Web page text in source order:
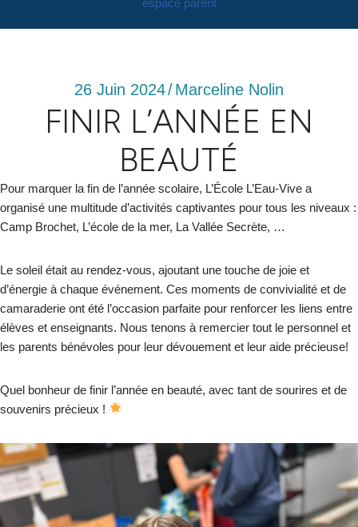
26 Juin 2024/Marceline Nolin
FINIR L’ANNÉE EN
BEAUTÉ
Pour marquer la fin de l’année scolaire, L’École L’Eau-Vive a
organisé une multitude d’activités captivantes pour tous les niveaux :
Camp Brochet, L’école de la mer, La Vallée Secrète, …
Le soleil était au rendez-vous, ajoutant une touche de joie et
d’énergie à chaque événement. Ces moments de convivialité et de
camaraderie ont été l’occasion parfaite pour renforcer les liens entre
élèves et enseignants. Nous tenons à remercier tout le personnel et
les parents bénévoles pour leur dévouement et leur aide précieuse!
Quel bonheur de finir l’année en beauté, avec tant de sourires et de
souvenirs précieux !